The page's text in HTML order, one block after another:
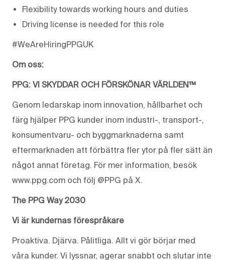
Flexibility towards working hours and duties
Driving license is needed for this role
#WeAreHiringPPGUK
Om oss:
PPG: VI SKYDDAR OCH FÖRSKÖNAR VÄRLDEN™
Genom ledarskap inom innovation, hållbarhet och
färg hjälper PPG kunder inom industri-, transport-,
konsumentvaru- och byggmarknaderna samt
eftermarknaden att förbättra fler ytor på fler sätt än
något annat företag. För mer information, besök
www.ppg.com och följ @PPG på X.
The PPG Way 2030
Vi är kundernas förespråkare
Proaktiva. Djärva. Pålitliga. Allt vi gör börjar med
våra kunder. Vi lyssnar, agerar snabbt och slutar inte